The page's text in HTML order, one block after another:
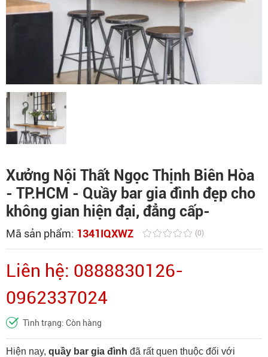
Xưởng Nội Thất Ngọc Thịnh Biên Hòa
- TP.HCM - Quầy bar gia đình đẹp cho
không gian hiện đại, đẳng cấp-
Mã sản phẩm: 1341IQXWZ (0)
Liên hệ: 0888830126-
0962337024
Tình trạng: Còn hàng
Hiện nay, quầy bar gia đình đã rất quen thuộc đối với